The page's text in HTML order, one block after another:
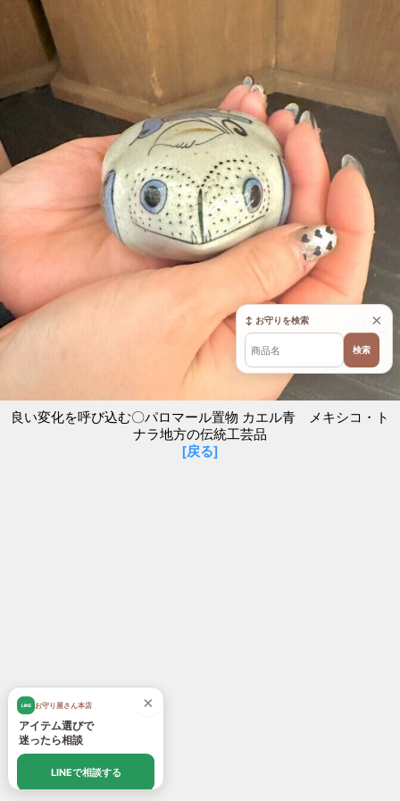
良い変化を呼び込む〇パロマール置物 カエル青 メキシコ・ト
ナラ地方の伝統工芸品
[戻る]
×
LINE お守り屋さん本店
アイテム選びで
迷ったら相談
LINEで相談する
×
↕ お守りを検索
検索